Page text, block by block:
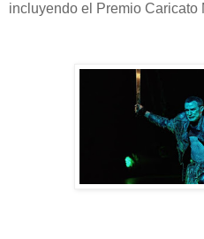
incluyendo el Premio Caricato